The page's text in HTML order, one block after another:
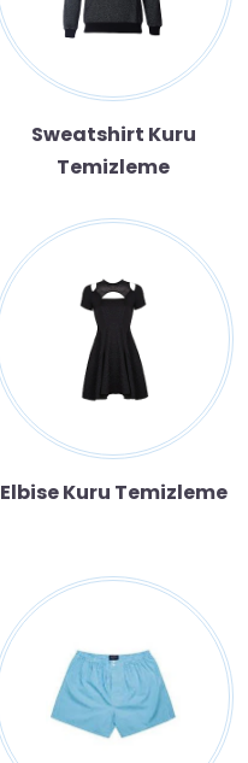
Sweatshirt Kuru
Temizleme
Elbise Kuru Temizleme